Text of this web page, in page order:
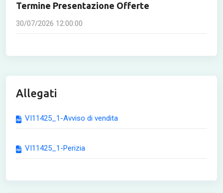
Termine Presentazione Offerte
30/07/2026 12:00:00
Allegati
VI11425_1-Avviso di vendita
VI11425_1-Perizia